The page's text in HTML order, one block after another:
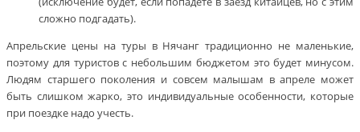
сложно подгадать).
Апрельские цены на туры в Нячанг традиционно не маленькие,
поэтому для туристов с небольшим бюджетом это будет минусом.
Людям старшего поколения и совсем малышам в апреле может
быть слишком жарко, это индивидуальные особенности, которые
при поездке надо учесть.